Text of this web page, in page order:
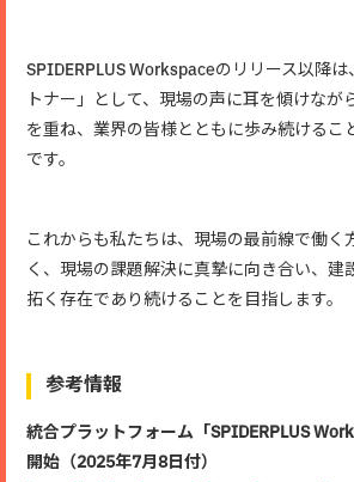
SPIDERPLUS Workspaceのリリース以降
トナー」として、現場の声に耳を傾けなが
を重ね、業界の皆様とともに歩み続けるこ
です。
これからも私たちは、現場の最前線で働く
く、現場の課題解決に真摯に向き合い、建
拓く存在であり続けることを目指します。
参考情報
統合プラットフォーム「SPIDERPLUS
開始（2025年7月8日付）